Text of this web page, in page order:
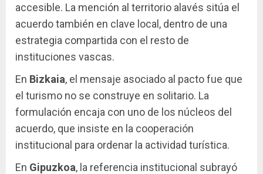
accesible. La mención al territorio alavés sitúa el
acuerdo también en clave local, dentro de una
estrategia compartida con el resto de
instituciones vascas.
En Bizkaia, el mensaje asociado al pacto fue que
el turismo no se construye en solitario. La
formulación encaja con uno de los núcleos del
acuerdo, que insiste en la cooperación
institucional para ordenar la actividad turística.
En Gipuzkoa, la referencia institucional subrayó